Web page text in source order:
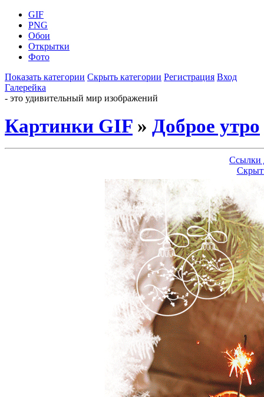
GIF
PNG
Обои
Открытки
Фото
Показать категории Скрыть категории Регистрация Вход
Галерейка
- это удивительный мир изображений
Картинки GIF » Доброе утро
Ссылки